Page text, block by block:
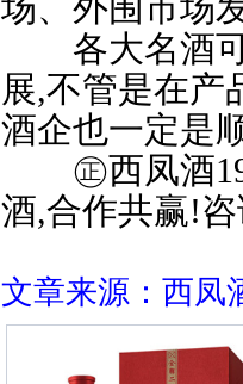
场、外围市场
各大名酒可
展,不管是在产
酒企也一定是
㊣西凤酒
酒,合作共赢!咨
文章来源：西凤